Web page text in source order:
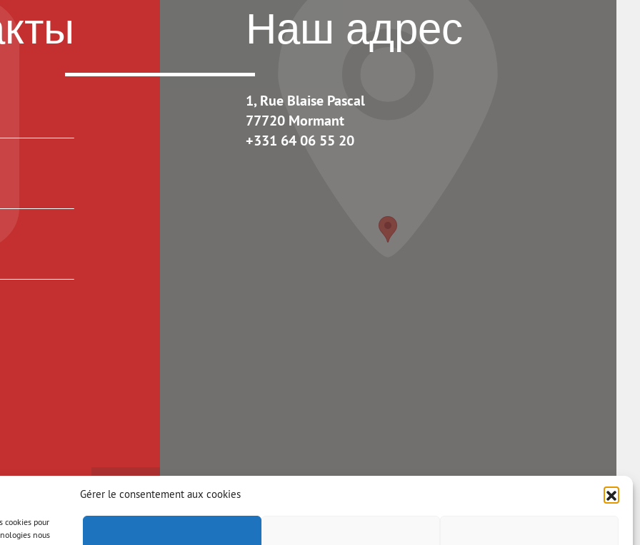
Gérer le consentement aux cookies
cookies pour
nous
Наш адрес
1, Rue Blaise Pascal
77720 Mormant
+331 64 06 55 20